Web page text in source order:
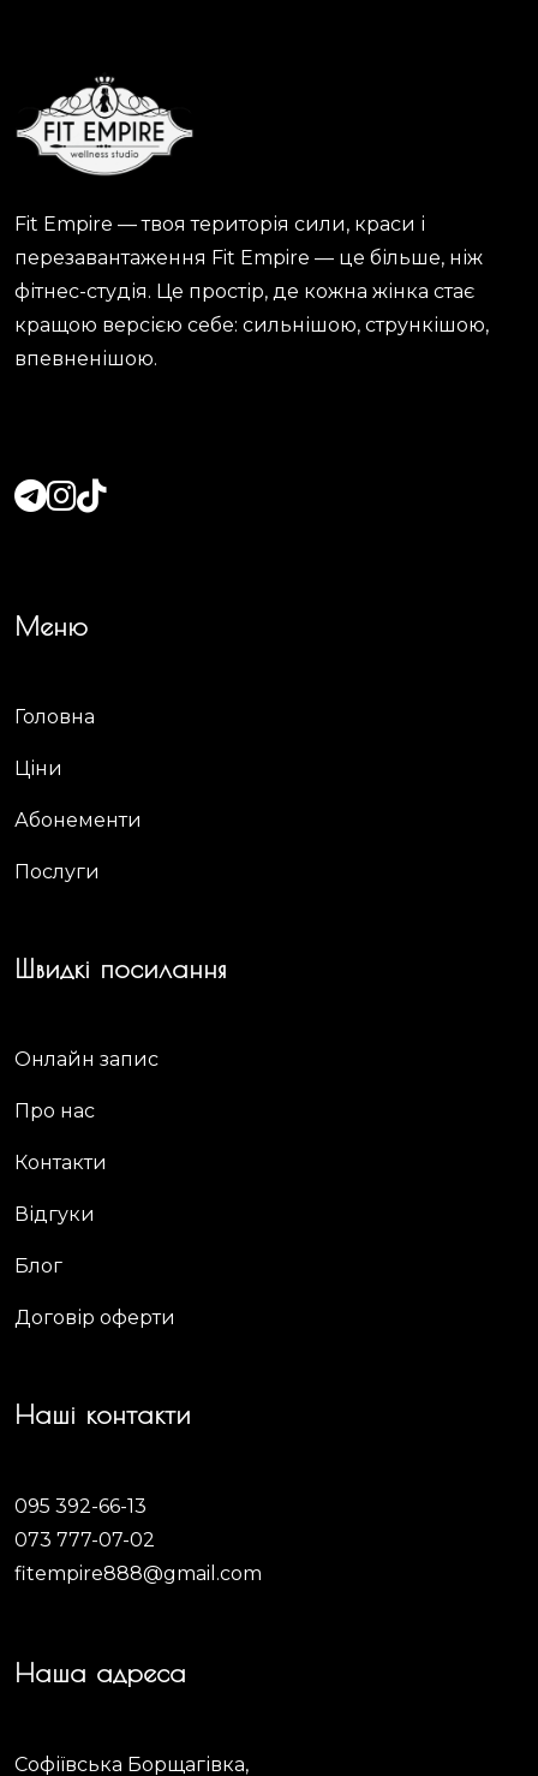
Fit Empire — твоя територія сили, краси і
перезавантаження Fit Empire — це більше, ніж
фітнес-студія. Це простір, де кожна жінка стає
кращою версією себе: сильнішою, стрункішою,
впевненішою.
Меню
Головна
Ціни
Абонементи
Послуги
Швидкі посилання
Онлайн запис
Про нас
Контакти
Відгуки
Блог
Договір оферти
Наші контакти
095 392-66-13
073 777-07-02
fitempire888@gmail.com
Наша адреса
Софіївська Борщагівка,